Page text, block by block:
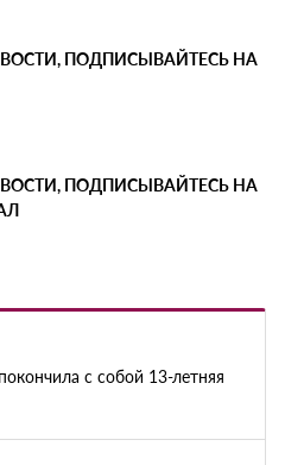
ПОДПИСЫВАЙТЕСЬ НА
ПОДПИСЫВАЙТЕСЬ НА
с собой 13-летняя